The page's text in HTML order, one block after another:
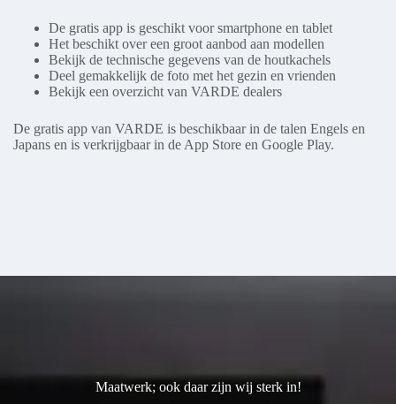
De gratis app is geschikt voor smartphone en tablet
Het beschikt over een groot aanbod aan modellen
Bekijk de technische gegevens van de houtkachels
Deel gemakkelijk de foto met het gezin en vrienden
Bekijk een overzicht van VARDE dealers
De gratis app van VARDE is beschikbaar in de talen Engels en
Japans en is verkrijgbaar in de App Store en Google Play.
Maatwerk; ook daar zijn wij sterk in!